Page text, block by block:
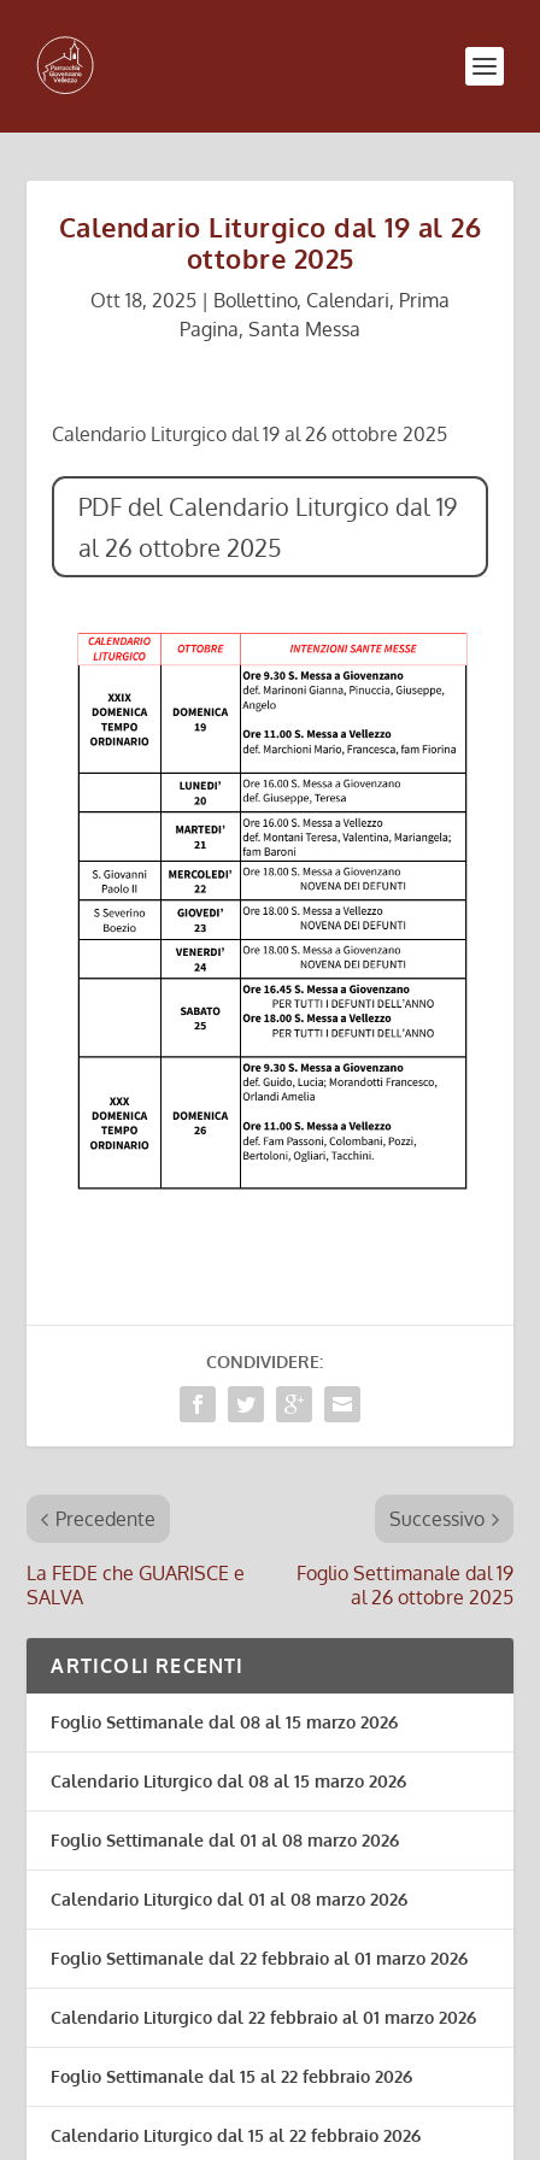
Calendario Liturgico dal 19 al 26
ottobre 2025
Ott 18, 2025 | Bollettino, Calendari, Prima
Pagina, Santa Messa
Calendario Liturgico dal 19 al 26 ottobre 2025
PDF del Calendario Liturgico dal 19
al 26 ottobre 2025
CONDIVIDERE:
Precedente
La FEDE che GUARISCE e
SALVA
Successivo
Foglio Settimanale dal 19
al 26 ottobre 2025
ARTICOLI RECENTI
Foglio Settimanale dal 08 al 15 marzo 2026
Calendario Liturgico dal 08 al 15 marzo 2026
Foglio Settimanale dal 01 al 08 marzo 2026
Calendario Liturgico dal 01 al 08 marzo 2026
Foglio Settimanale dal 22 febbraio al 01 marzo 2026
Calendario Liturgico dal 22 febbraio al 01 marzo 2026
Foglio Settimanale dal 15 al 22 febbraio 2026
Calendario Liturgico dal 15 al 22 febbraio 2026